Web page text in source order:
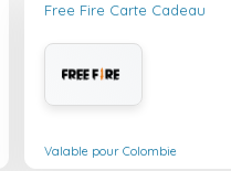
Free Fire Carte Cadeau
Valable pour Colombie